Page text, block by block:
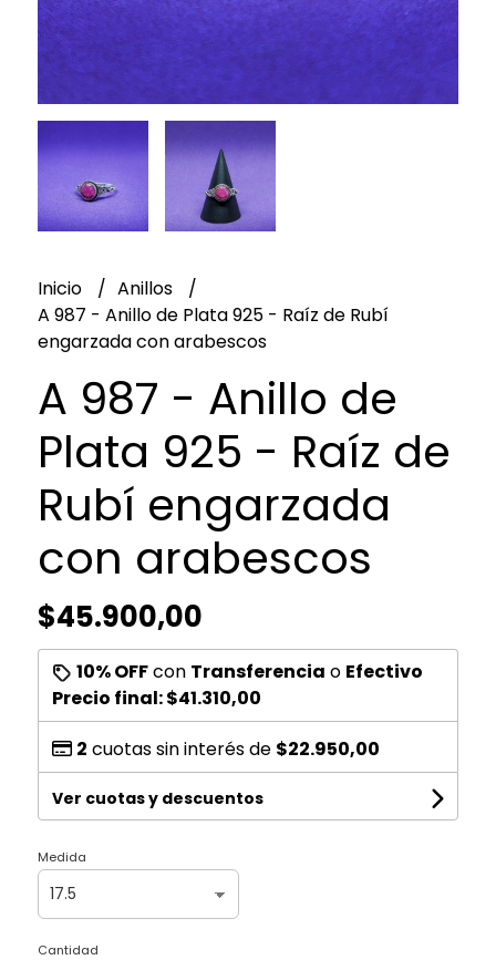
Inicio
Anillos
A 987 - Anillo de Plata 925 - Raíz de Rubí
engarzada con arabescos
A 987 - Anillo de
Plata 925 - Raíz de
Rubí engarzada
con arabescos
$45.900,00
10% OFFcon Transferencia o Efectivo
Precio final:$41.310,00
2 cuotas sin interés de $22.950,00
Ver cuotas y descuentos
Medida
Cantidad